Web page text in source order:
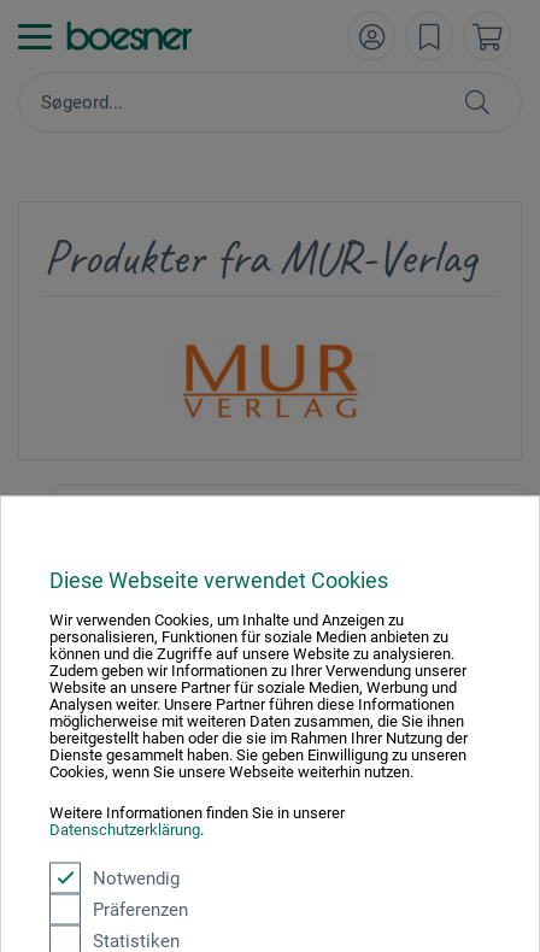
Diese Webseite verwendet Cookies
Wir verwenden Cookies, um Inhalte und Anzeigen zu
personalisieren, Funktionen für soziale Medien anbieten zu
können und die Zugriffe auf unsere Website zu analysieren.
Zudem geben wir Informationen zu Ihrer Verwendung unserer
Website an unsere Partner für soziale Medien, Werbung und
Analysen weiter. Unsere Partner führen diese Informationen
möglicherweise mit weiteren Daten zusammen, die Sie ihnen
bereitgestellt haben oder die sie im Rahmen Ihrer Nutzung der
Dienste gesammelt haben. Sie geben Einwilligung zu unseren
Cookies, wenn Sie unsere Webseite weiterhin nutzen.
Weitere Informationen finden Sie in unserer
Datenschutzerklärung.
Notwendig
Präferenzen
Statistiken
Produkter fra MUR-Verlag
1
Absolut sikker
Betalingsmetoder